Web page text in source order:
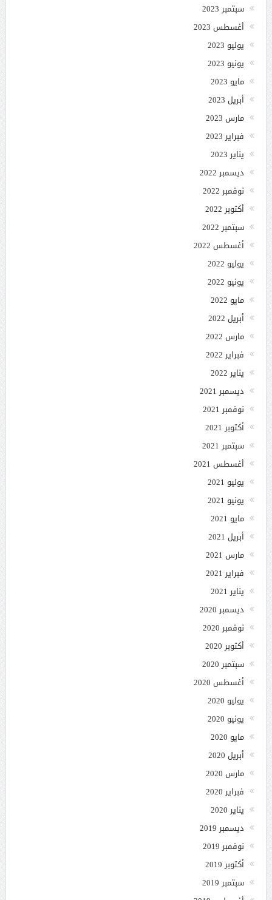
سبتمبر 2023
أغسطس 2023
يوليو 2023
يونيو 2023
مايو 2023
أبريل 2023
مارس 2023
فبراير 2023
يناير 2023
ديسمبر 2022
نوفمبر 2022
أكتوبر 2022
سبتمبر 2022
أغسطس 2022
يوليو 2022
يونيو 2022
مايو 2022
أبريل 2022
مارس 2022
فبراير 2022
يناير 2022
ديسمبر 2021
نوفمبر 2021
أكتوبر 2021
سبتمبر 2021
أغسطس 2021
يوليو 2021
يونيو 2021
مايو 2021
أبريل 2021
مارس 2021
فبراير 2021
يناير 2021
ديسمبر 2020
نوفمبر 2020
أكتوبر 2020
سبتمبر 2020
أغسطس 2020
يوليو 2020
يونيو 2020
مايو 2020
أبريل 2020
مارس 2020
فبراير 2020
يناير 2020
ديسمبر 2019
نوفمبر 2019
أكتوبر 2019
سبتمبر 2019